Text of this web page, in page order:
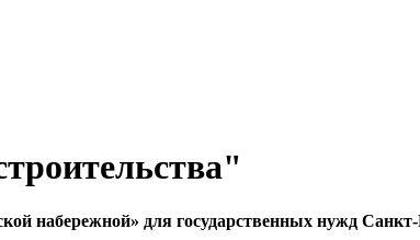
набережной» для государственных нужд Санкт-